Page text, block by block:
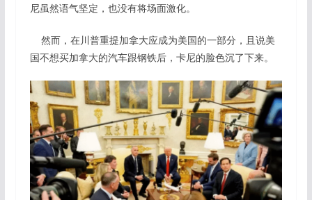
尼虽然语气坚定，也没有将场面激化。
然而，在川普重提加拿大应成为美国的一部分，且说美
国不想买加拿大的汽车跟钢铁后，卡尼的脸色沉了下来。